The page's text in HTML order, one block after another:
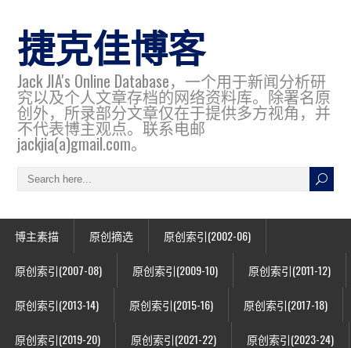
捷克佳博客
Jack JIA's Online Database，一个用于新闻分析研
究以及个人文章存档的网络资料库。除署名原
创外，所录部分文章仅在于提供多方视角，并
不代表博主观点。联系电邮
jackjia(a)gmail.com。
博主素描 原创摘选 原创索引(2002-06)
原创索引(2007-08) 原创索引(2009-10) 原创索引(2011-12)
原创索引(2013-14) 原创索引(2015-16) 原创索引(2017-18)
原创索引(2019-20) 原创索引(2021-22) 原创索引(2023-24)